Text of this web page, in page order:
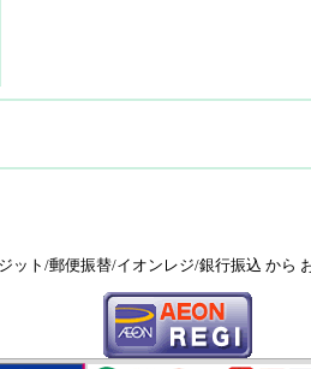
ット/郵便振替/イオンレジ/銀行振込 から